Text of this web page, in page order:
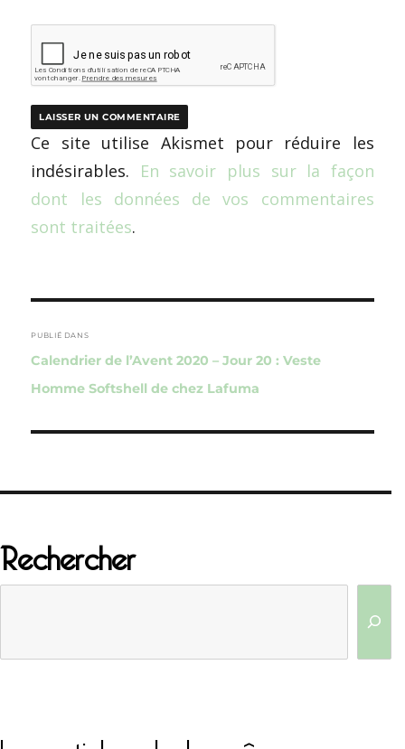
Ce site utilise Akismet pour réduire les
indésirables. En savoir plus sur la façon
dont les données de vos commentaires
sont traitées.
de
l’article
PUBLIÉ DANS
Calendrier de l’Avent 2020 – Jour 20 : Veste
Homme Softshell de chez Lafuma
Rechercher